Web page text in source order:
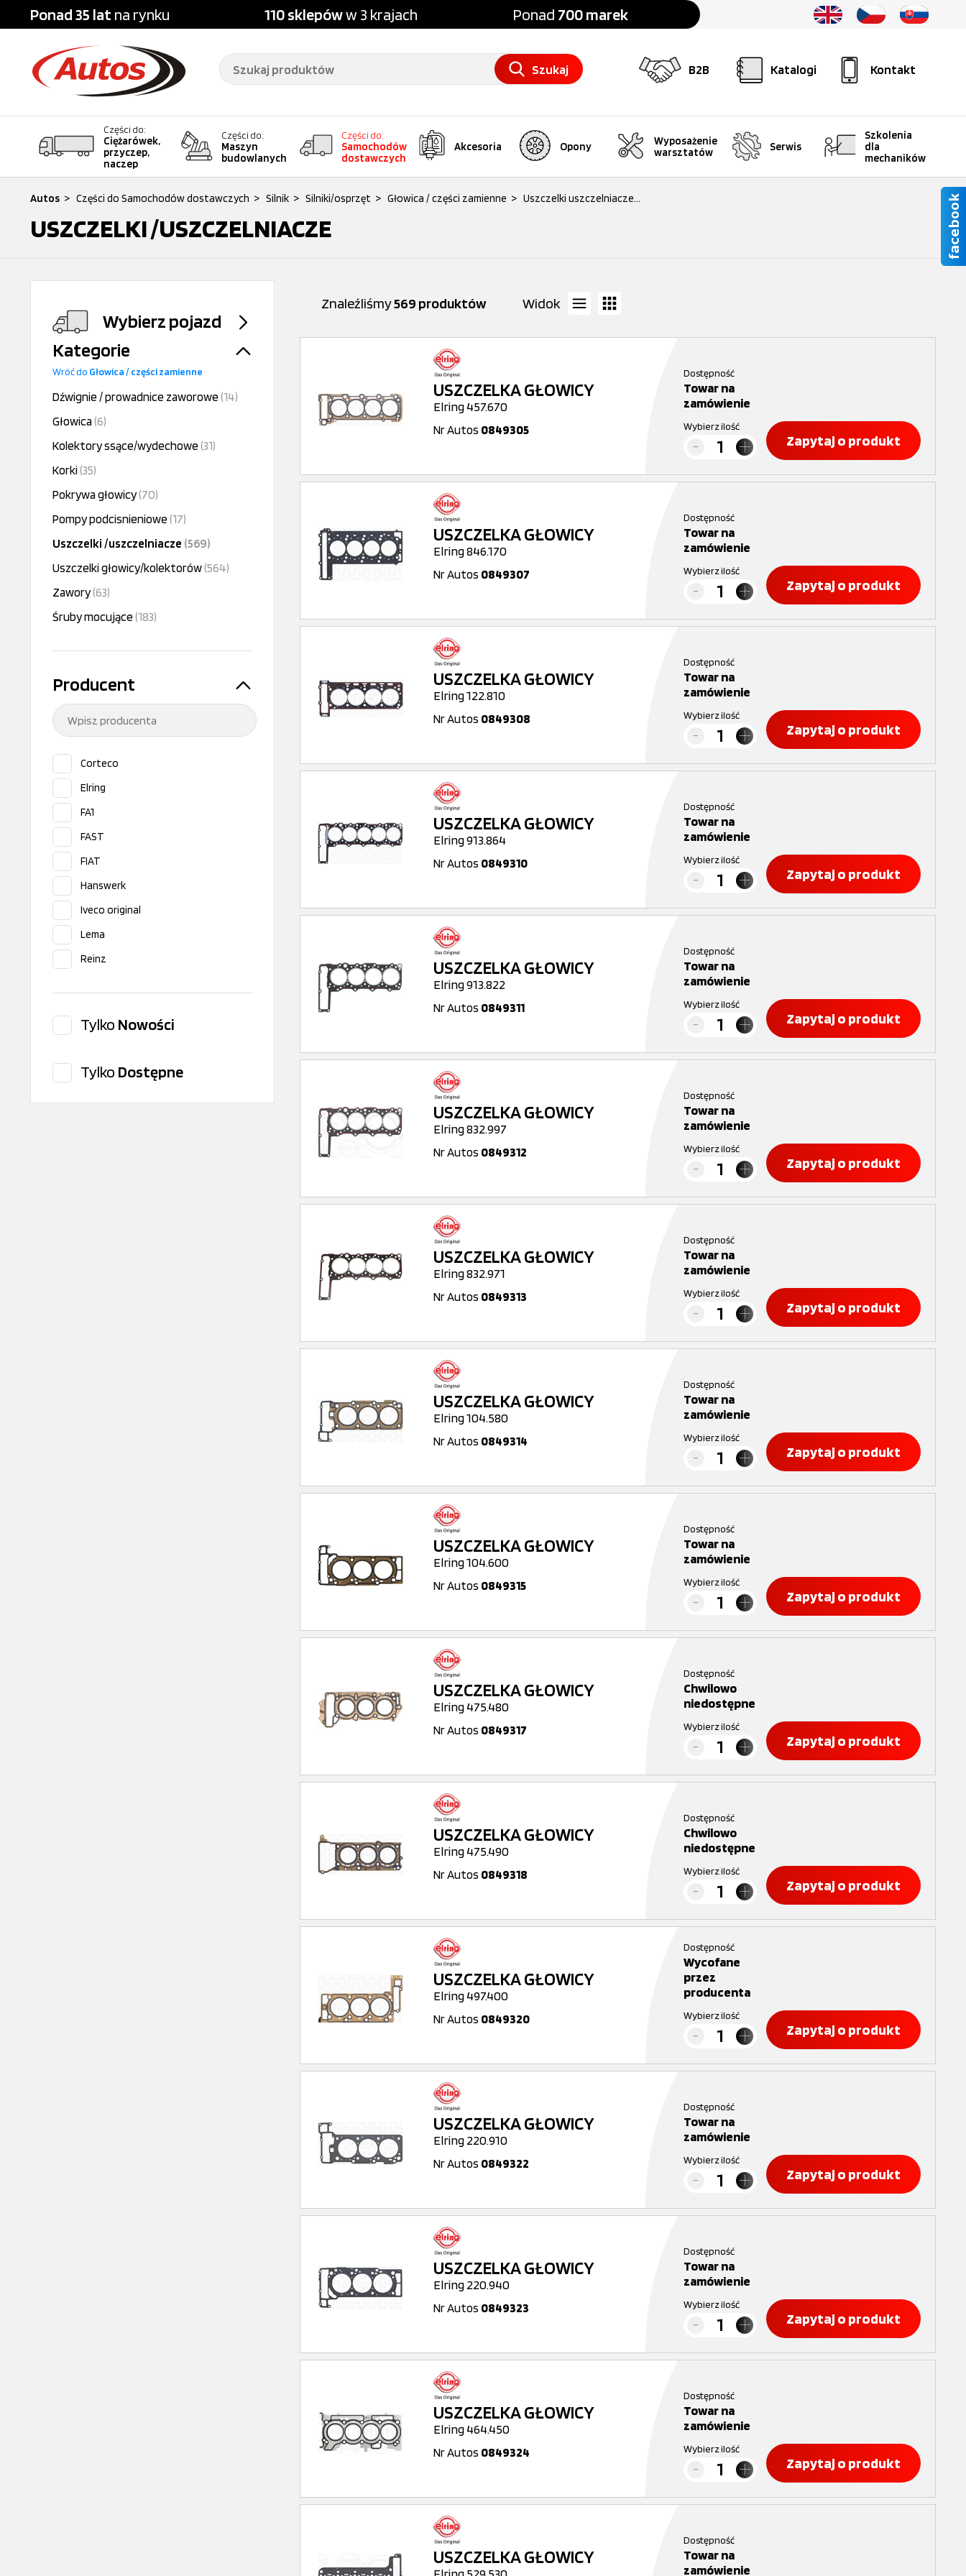
Ponad 35 lat na rynku 110 sklepóww 3 krajach Ponad 700 marek
B2B Katalogi Kontakt
Szukaj
Części do:
Ciężarówek,
przyczep,
naczep
Części do:
Maszyn
budowlanych
Części do:
Samochodów
dostawczych
Akcesoria Opony
Wyposażenie
warsztatów
Serwis
Szkolenia
dla
mechaników
Autos > Części do Samochodów dostawczych > Silnik > Silniki/osprzęt > Głowica / części zamienne > Uszczelki uszczelniacze...
USZCZELKI /USZCZELNIACZE
Wybierz pojazd
Kategorie
Wróć do Głowica / części zamienne
Dźwignie / prowadnice zaworowe (14)
Głowica(6)
Kolektory ssące/wydechowe (31)
Korki(35)
Pokrywa głowicy(70)
Pompy podcisnieniowe (17)
Uszczelki /uszczelniacze (569)
Uszczelki głowicy/kolektorów(564)
Zawory(63)
Śruby mocujące (183)
Producent
Corteco
Elring
FA1
FAST
FIAT
Hanswerk
Iveco original
Lema
Reinz
Tylko Nowości
Tylko Dostępne
Znaleźliśmy569 produktów Widok
USZCZELKA GŁOWICY
Elring 457.670
Nr Autos 0849305
Dostępność
Towar na
zamówienie
Wybierz ilość
Zapytaj o produkt
USZCZELKA GŁOWICY
Elring 846.170
Nr Autos 0849307
Dostępność
Towar na
zamówienie
Wybierz ilość
Zapytaj o produkt
USZCZELKA GŁOWICY
Elring 122.810
Nr Autos 0849308
Dostępność
Towar na
zamówienie
Wybierz ilość
Zapytaj o produkt
USZCZELKA GŁOWICY
Elring 913.864
Nr Autos 0849310
Dostępność
Towar na
zamówienie
Wybierz ilość
Zapytaj o produkt
USZCZELKA GŁOWICY
Elring 913.822
Nr Autos 0849311
Dostępność
Towar na
zamówienie
Wybierz ilość
Zapytaj o produkt
USZCZELKA GŁOWICY
Elring 832.997
Nr Autos 0849312
Dostępność
Towar na
zamówienie
Wybierz ilość
Zapytaj o produkt
USZCZELKA GŁOWICY
Elring 832.971
Nr Autos 0849313
Dostępność
Towar na
zamówienie
Wybierz ilość
Zapytaj o produkt
USZCZELKA GŁOWICY
Elring 104.580
Nr Autos 0849314
Dostępność
Towar na
zamówienie
Wybierz ilość
Zapytaj o produkt
USZCZELKA GŁOWICY
Elring 104.600
Nr Autos 0849315
Dostępność
Towar na
zamówienie
Wybierz ilość
Zapytaj o produkt
USZCZELKA GŁOWICY
Elring 475.480
Nr Autos 0849317
Dostępność
Chwilowo
niedostępne
Wybierz ilość
Zapytaj o produkt
USZCZELKA GŁOWICY
Elring 475.490
Nr Autos 0849318
Dostępność
Chwilowo
niedostępne
Wybierz ilość
Zapytaj o produkt
USZCZELKA GŁOWICY
Elring 497.400
Nr Autos 0849320
Dostępność
Wycofane
przez
producenta
Wybierz ilość
Zapytaj o produkt
USZCZELKA GŁOWICY
Elring 220.910
Nr Autos 0849322
Dostępność
Towar na
zamówienie
Wybierz ilość
Zapytaj o produkt
USZCZELKA GŁOWICY
Elring 220.940
Nr Autos 0849323
Dostępność
Towar na
zamówienie
Wybierz ilość
Zapytaj o produkt
USZCZELKA GŁOWICY
Elring 464.450
Nr Autos 0849324
Dostępność
Towar na
zamówienie
Wybierz ilość
Zapytaj o produkt
USZCZELKA GŁOWICY
Dostępność
Towar na
zamówienie